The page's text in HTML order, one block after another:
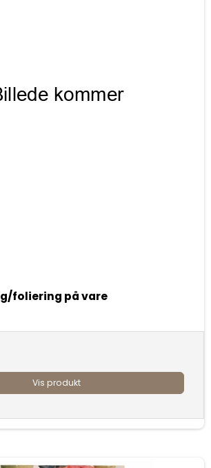
foliering på vare
Vis produkt